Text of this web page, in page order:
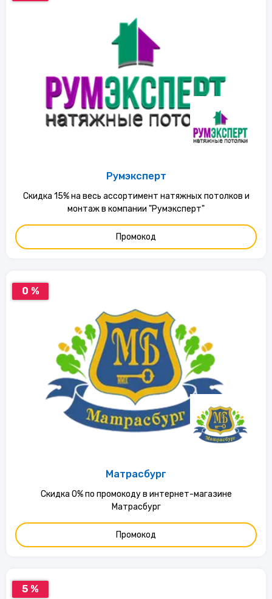
Румэксперт
Скидка 15% на весь ассортимент натяжных потолков и
монтаж в компании "Румэксперт"
Промокод
0 %
Матрасбург
Скидка 0% по промокоду в интернет-магазине
Матрасбург
Промокод
5 %